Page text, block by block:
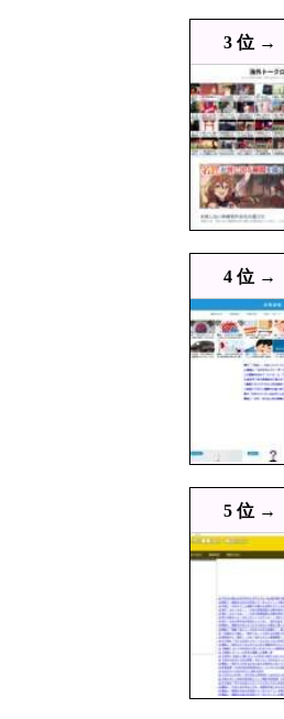
08/09 16:03
08/09 16:00
08/09 16:00
08/09 16:00
08/09 16:00
08/09 15:55
08/09 15:42
08/09 15:35
08/09 15:31
08/09 15:29
08/09 15:10
08/09 15:09
08/09 15:08
08/09 15:00
08/09 14:55
08/09 14:47
08/09 14:29
3 位 →
4 位 →
5 位 →